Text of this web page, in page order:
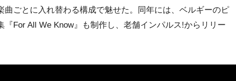
ごとに入れ替わる構成で魅せた。同年には、ベルギーのピ
For All We Know』も制作し、老舗インパルス!からリリー